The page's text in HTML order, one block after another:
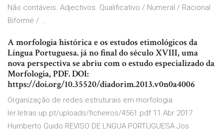
Não contáveis. Adjectivos. Qualificativo / Numeral / Racional
Biforme / …
A morfologia histórica e os estudos etimológicos da
Língua Portuguesa. já no final do século XVIII, uma
nova perspectiva se abriu com o estudo especializado da
Morfologia, PDF. DOI:
https://doi.org/10.35520/diadorim.2013.v0n0a4006
Organização de redes estruturais em morfologia
ler.letras.up.pt/uploads/ficheiros/4561.pdf 11 Abr 2017
Humberto Guido REVISO DE LNGUA PORTUGUESA Jos